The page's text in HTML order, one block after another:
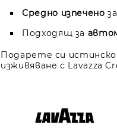
Средно изпечено
Подходящ за
Подарете си истинско
изживяване с Lavazza